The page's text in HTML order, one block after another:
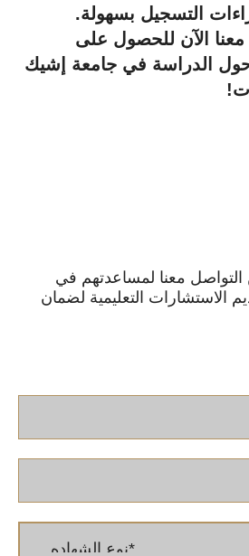
التسجيل بسهولة.
معنا الآن للحصول على
الدراسة في جامعة إشيك
التواصل معنا لمساعدتهم في
الاستشارات التعليمية لضمان